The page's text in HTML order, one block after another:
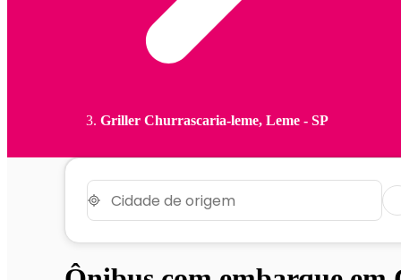
Griller Churrascaria-leme, Leme - SP